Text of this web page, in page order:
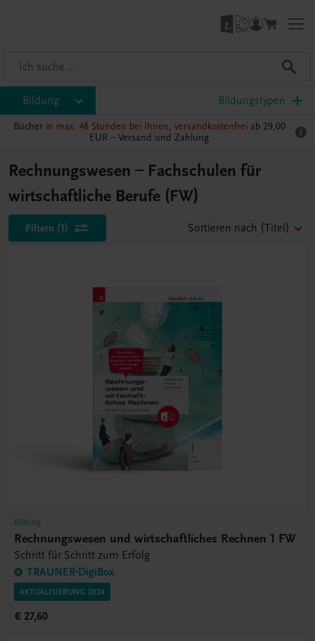
Bildung Bildungstypen
Bücher in max. 48 Stunden bei Ihnen, versandkostenfrei ab 29,00
EUR – Versand und Zahlung
Rechnungswesen – Fachschulen für
wirtschaftliche Berufe (FW)
Filtern (1) Sortieren nach (Titel)
Bildung
Rechnungswesen und wirtschaftliches Rechnen 1 FW
Schritt für Schritt zum Erfolg
TRAUNER-DigiBox
AKTUALISIERUNG 2024
€ 27,60